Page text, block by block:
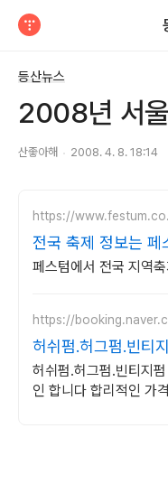
등산뉴스
2008년 서
산좋아해 2008. 4. 8. 18:14
https://
전국 축제 정보는 페
페스텀에서 전국 지역
https://
허쉬펌.허그펌.빈티
춤형 디자인펌 전문
허쉬펌.허그펌.빈티지
인 합니다 합리적인 가